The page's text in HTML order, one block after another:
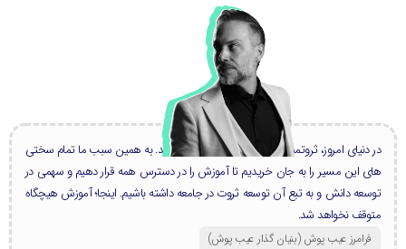
در دنیای امروز، ثروتمندان بزرگ، همه دانشمند هستند. به همین سبب ما تمام سختی
های این مسیر را به جان خریدیم تا آموزش را در دسترس همه قرار دهیم و سهمی در
توسعه دانش و به تبع آن توسعه ثروت در جامعه داشته باشیم. اینجا؛ آموزش هیچگاه
متوقف نخواهد شد.
فرامرز عیب پوش (بنیان گذار عیب پوش​)